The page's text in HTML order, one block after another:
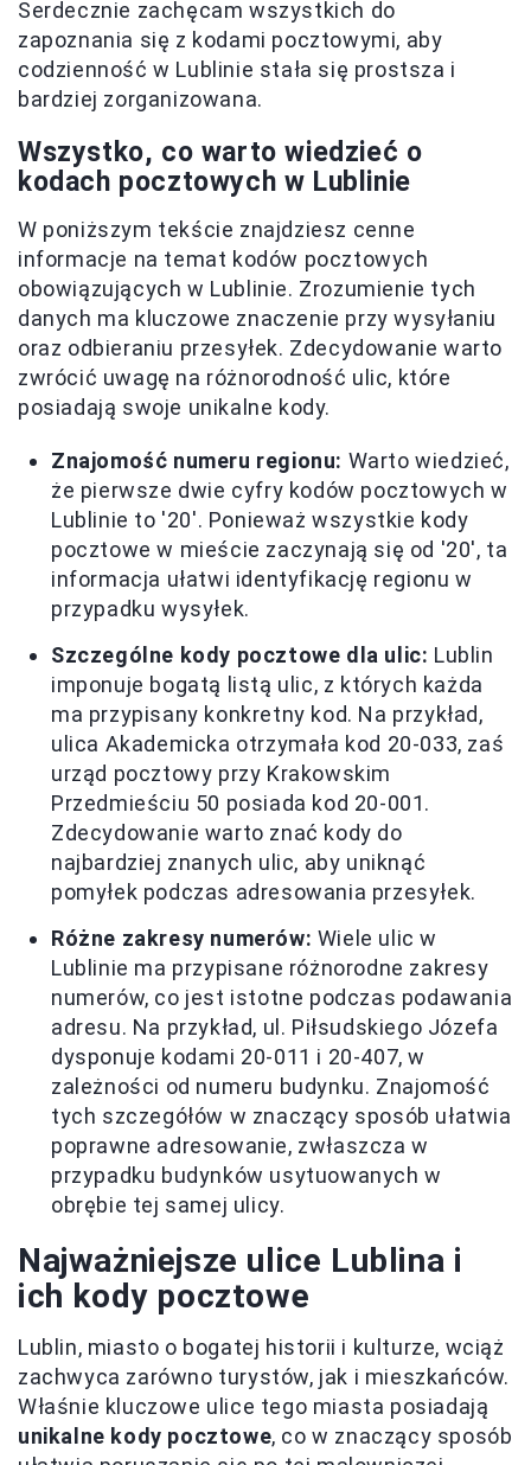
Serdecznie zachęcam wszystkich do
zapoznania się z kodami pocztowymi, aby
codzienność w Lublinie stała się prostsza i
bardziej zorganizowana.
Wszystko, co warto wiedzieć o
kodach pocztowych w Lublinie
W poniższym tekście znajdziesz cenne
informacje na temat kodów pocztowych
obowiązujących w Lublinie. Zrozumienie tych
danych ma kluczowe znaczenie przy wysyłaniu
oraz odbieraniu przesyłek. Zdecydowanie warto
zwrócić uwagę na różnorodność ulic, które
posiadają swoje unikalne kody.
Znajomość numeru regionu: Warto wiedzieć,
że pierwsze dwie cyfry kodów pocztowych w
Lublinie to '20'. Ponieważ wszystkie kody
pocztowe w mieście zaczynają się od '20', ta
informacja ułatwi identyfikację regionu w
przypadku wysyłek.
Szczególne kody pocztowe dla ulic: Lublin
imponuje bogatą listą ulic, z których każda
ma przypisany konkretny kod. Na przykład,
ulica Akademicka otrzymała kod 20-033, zaś
urząd pocztowy przy Krakowskim
Przedmieściu 50 posiada kod 20-001.
Zdecydowanie warto znać kody do
najbardziej znanych ulic, aby uniknąć
pomyłek podczas adresowania przesyłek.
Różne zakresy numerów: Wiele ulic w
Lublinie ma przypisane różnorodne zakresy
numerów, co jest istotne podczas podawania
adresu. Na przykład, ul. Piłsudskiego Józefa
dysponuje kodami 20-011 i 20-407, w
zależności od numeru budynku. Znajomość
tych szczegółów w znaczący sposób ułatwia
poprawne adresowanie, zwłaszcza w
przypadku budynków usytuowanych w
obrębie tej samej ulicy.
Najważniejsze ulice Lublina i
ich kody pocztowe
Lublin, miasto o bogatej historii i kulturze, wciąż
zachwyca zarówno turystów, jak i mieszkańców.
Właśnie kluczowe ulice tego miasta posiadają
unikalne kody pocztowe, co w znaczący sposób